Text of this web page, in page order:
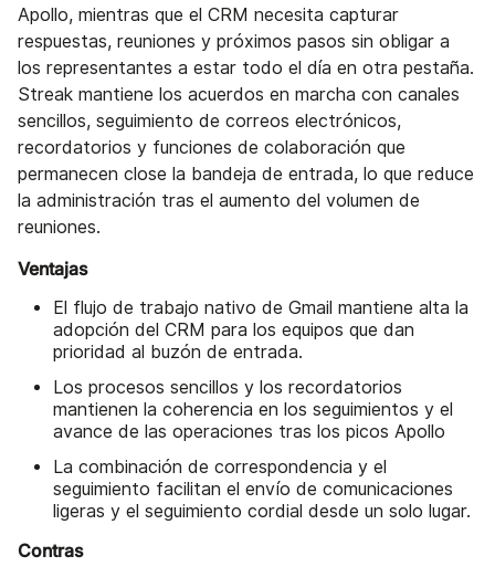
Apollo, mientras que el CRM necesita capturar
respuestas, reuniones y próximos pasos sin obligar a
los representantes a estar todo el día en otra pestaña.
Streak mantiene los acuerdos en marcha con canales
sencillos, seguimiento de correos electrónicos,
recordatorios y funciones de colaboración que
permanecen close la bandeja de entrada, lo que reduce
la administración tras el aumento del volumen de
reuniones.
Ventajas
El flujo de trabajo nativo de Gmail mantiene alta la
adopción del CRM para los equipos que dan
prioridad al buzón de entrada.
Los procesos sencillos y los recordatorios
mantienen la coherencia en los seguimientos y el
avance de las operaciones tras los picos Apollo
La combinación de correspondencia y el
seguimiento facilitan el envío de comunicaciones
ligeras y el seguimiento cordial desde un solo lugar.
Contras